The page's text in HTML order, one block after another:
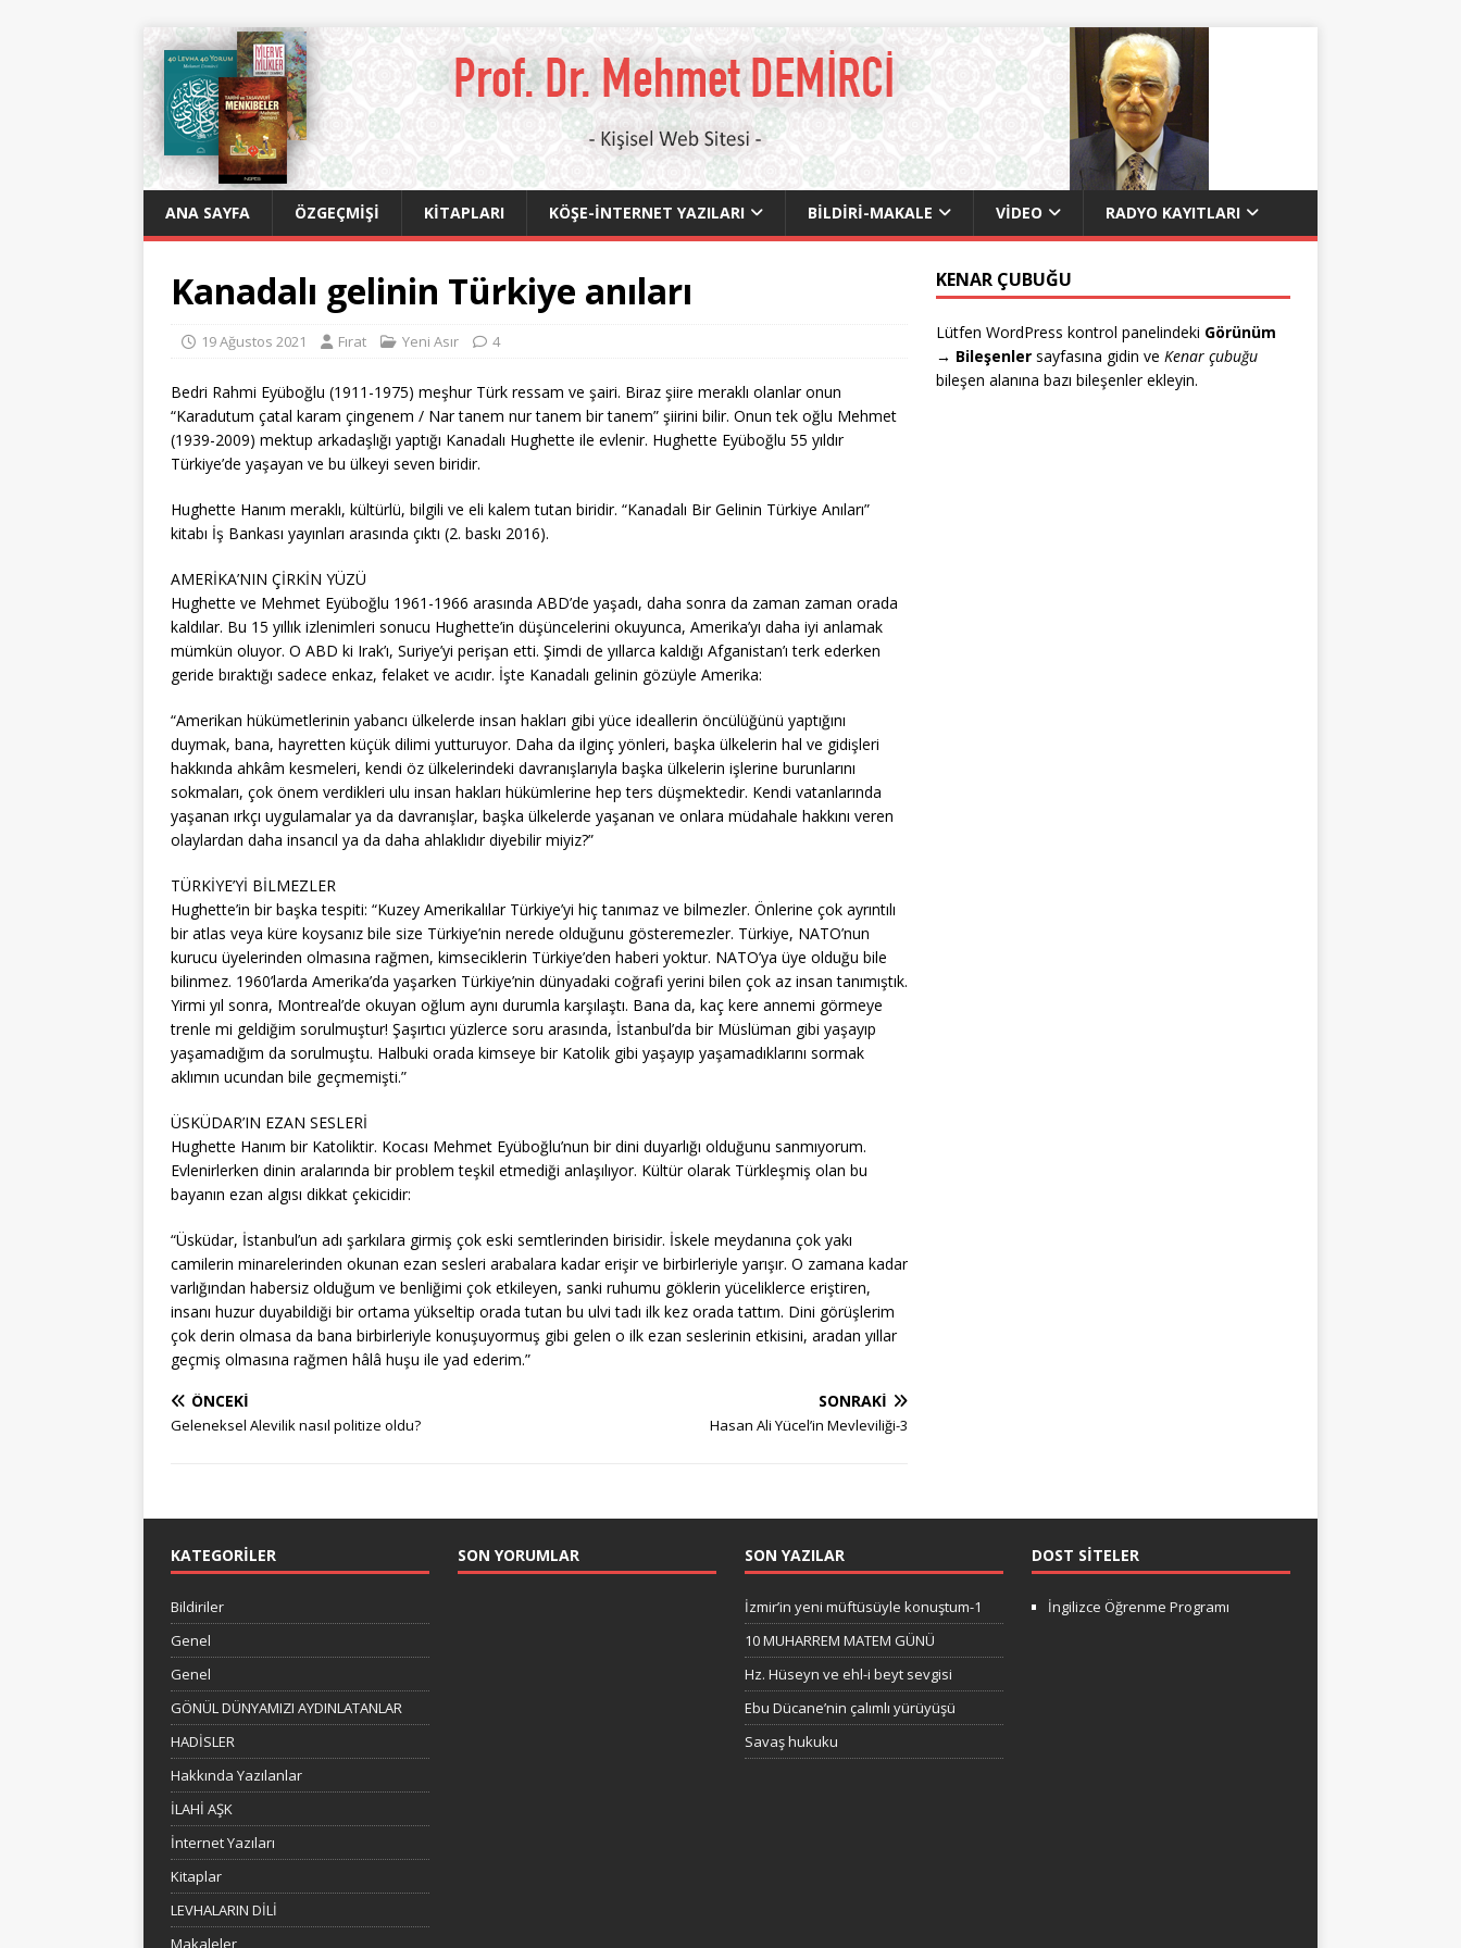
ANA SAYFA ÖZGEÇMIŞI KITAPLARI KÖŞE-İNTERNET YAZILARI BILDIRI-MAKALE VIDEO RADYO KAYITLARI
Kanadalı gelinin Türkiye anıları
19 Ağustos 2021 Fırat Yeni Asır 4
Bedri Rahmi Eyüboğlu (1911-1975) meşhur Türk ressam ve şairi. Biraz şiire meraklı olanlar onun
“Karadutum çatal karam çingenem / Nar tanem nur tanem bir tanem” şiirini bilir. Onun tek oğlu Mehmet
(1939-2009) mektup arkadaşlığı yaptığı Kanadalı Hughette ile evlenir. Hughette Eyüboğlu 55 yıldır
Türkiye’de yaşayan ve bu ülkeyi seven biridir.
Hughette Hanım meraklı, kültürlü, bilgili ve eli kalem tutan biridir. “Kanadalı Bir Gelinin Türkiye Anıları”
kitabı İş Bankası yayınları arasında çıktı (2. baskı 2016).
AMERİKA’NIN ÇİRKİN YÜZÜ
Hughette ve Mehmet Eyüboğlu 1961-1966 arasında ABD’de yaşadı, daha sonra da zaman zaman orada
kaldılar. Bu 15 yıllık izlenimleri sonucu Hughette’in düşüncelerini okuyunca, Amerika’yı daha iyi anlamak
mümkün oluyor. O ABD ki Irak’ı, Suriye’yi perişan etti. Şimdi de yıllarca kaldığı Afganistan’ı terk ederken
geride bıraktığı sadece enkaz, felaket ve acıdır. İşte Kanadalı gelinin gözüyle Amerika:
“Amerikan hükümetlerinin yabancı ülkelerde insan hakları gibi yüce ideallerin öncülüğünü yaptığını
duymak, bana, hayretten küçük dilimi yutturuyor. Daha da ilginç yönleri, başka ülkelerin hal ve gidişleri
hakkında ahkâm kesmeleri, kendi öz ülkelerindeki davranışlarıyla başka ülkelerin işlerine burunlarını
sokmaları, çok önem verdikleri ulu insan hakları hükümlerine hep ters düşmektedir. Kendi vatanlarında
yaşanan ırkçı uygulamalar ya da davranışlar, başka ülkelerde yaşanan ve onlara müdahale hakkını veren
olaylardan daha insancıl ya da daha ahlaklıdır diyebilir miyiz?”
TÜRKİYE’Yİ BİLMEZLER
Hughette’in bir başka tespiti: “Kuzey Amerikalılar Türkiye’yi hiç tanımaz ve bilmezler. Önlerine çok ayrıntılı
bir atlas veya küre koysanız bile size Türkiye’nin nerede olduğunu gösteremezler. Türkiye, NATO’nun
kurucu üyelerinden olmasına rağmen, kimseciklerin Türkiye’den haberi yoktur. NATO’ya üye olduğu bile
bilinmez. 1960’larda Amerika’da yaşarken Türkiye’nin dünyadaki coğrafi yerini bilen çok az insan tanımıştık.
Yirmi yıl sonra, Montreal’de okuyan oğlum aynı durumla karşılaştı. Bana da, kaç kere annemi görmeye
trenle mi geldiğim sorulmuştur! Şaşırtıcı yüzlerce soru arasında, İstanbul’da bir Müslüman gibi yaşayıp
yaşamadığım da sorulmuştu. Halbuki orada kimseye bir Katolik gibi yaşayıp yaşamadıklarını sormak
aklımın ucundan bile geçmemişti.”
ÜSKÜDAR’IN EZAN SESLERİ
Hughette Hanım bir Katoliktir. Kocası Mehmet Eyüboğlu’nun bir dini duyarlığı olduğunu sanmıyorum.
Evlenirlerken dinin aralarında bir problem teşkil etmediği anlaşılıyor. Kültür olarak Türkleşmiş olan bu
bayanın ezan algısı dikkat çekicidir:
“Üsküdar, İstanbul’un adı şarkılara girmiş çok eski semtlerinden birisidir. İskele meydanına çok yakı
camilerin minarelerinden okunan ezan sesleri arabalara kadar erişir ve birbirleriyle yarışır. O zamana kadar
varlığından habersiz olduğum ve benliğimi çok etkileyen, sanki ruhumu göklerin yüceliklerce eriştiren,
insanı huzur duyabildiği bir ortama yükseltip orada tutan bu ulvi tadı ilk kez orada tattım. Dini görüşlerim
çok derin olmasa da bana birbirleriyle konuşuyormuş gibi gelen o ilk ezan seslerinin etkisini, aradan yıllar
geçmiş olmasına rağmen hâlâ huşu ile yad ederim.”
ÖNCEKI
Geleneksel Alevilik nasıl politize oldu?
SONRAKI
Hasan Ali Yücel’in Mevleviliği-3
KENAR ÇUBUĞU
Lütfen WordPress kontrol panelindeki Görünüm
→ Bileşenlersayfasına gidin ve Kenar çubuğu
bileşen alanına bazı bileşenler ekleyin.
KATEGORILER
Bildiriler
Genel
Genel
GÖNÜL DÜNYAMIZI AYDINLATANLAR
HADİSLER
Hakkında Yazılanlar
İLAHİ AŞK
İnternet Yazıları
Kitaplar
LEVHALARIN DİLİ
Makaleler
SON YORUMLAR SON YAZILAR
İzmir’in yeni müftüsüyle konuştum-1
10 MUHARREM MATEM GÜNÜ
Hz. Hüseyn ve ehl-i beyt sevgisi
Ebu Dücane’nin çalımlı yürüyüşü
Savaş hukuku
DOST SITELER
İngilizce Öğrenme Programı